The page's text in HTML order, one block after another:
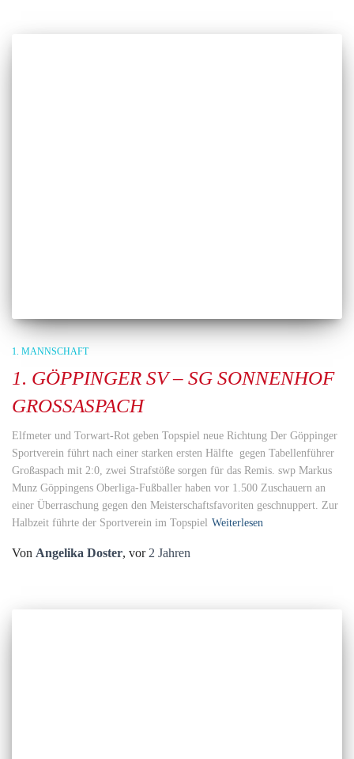
1. MANNSCHAFT
1. GÖPPINGER SV – SG SONNENHOF
GROSSASPACH
Elfmeter und Torwart-Rot geben Topspiel neue Richtung Der Göppinger
Sportverein führt nach einer starken ersten Hälfte gegen Tabellenführer
Großaspach mit 2:0, zwei Strafstöße sorgen für das Remis. swp Markus
Munz Göppingens Oberliga-Fußballer haben vor 1.500 Zuschauern an
einer Überraschung gegen den Meisterschaftsfavoriten geschnuppert. Zur
Halbzeit führte der Sportverein im Topspiel Weiterlesen
Von Angelika Doster, vor 2 Jahren